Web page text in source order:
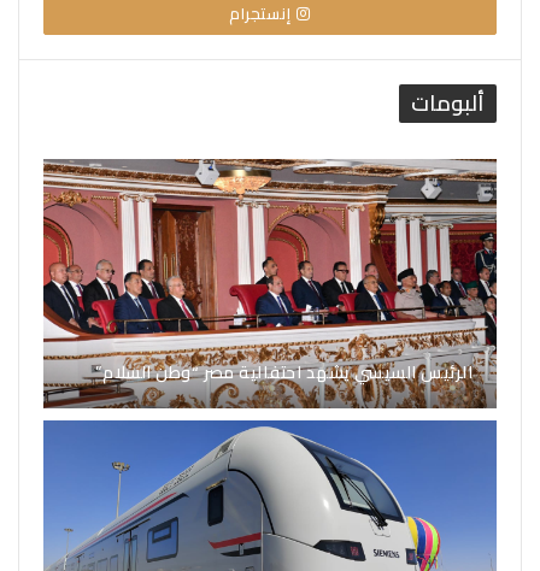
إنستجرام
ألبومات
الرئيس السيسي يشهد احتفالية مصر “وطن السلام”